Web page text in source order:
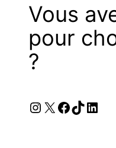
Vous
pour
?
Instagram
X Facebook
TikTok